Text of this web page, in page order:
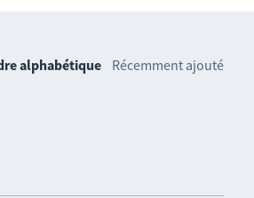
alphabétique Récemment ajouté